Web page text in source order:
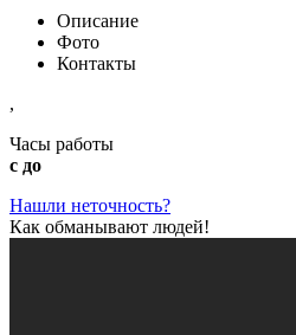
Описание
Фото
Контакты
,
Часы работы
с до
Нашли неточность?
Как обманывают людей!